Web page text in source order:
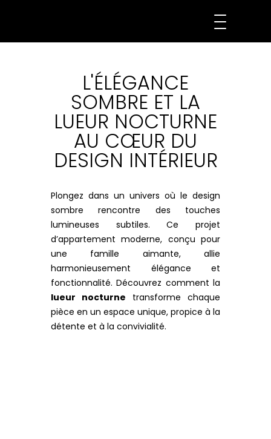
L'ÉLÉGANCE
SOMBRE ET LA
LUEUR NOCTURNE
AU CŒUR DU
DESIGN INTÉRIEUR
Plongez dans un univers où le design
sombre rencontre des touches
lumineuses subtiles. Ce projet
d’appartement moderne, conçu pour
une famille aimante, allie
harmonieusement élégance et
fonctionnalité. Découvrez comment la
lueur nocturne transforme chaque
pièce en un espace unique, propice à la
détente et à la convivialité.